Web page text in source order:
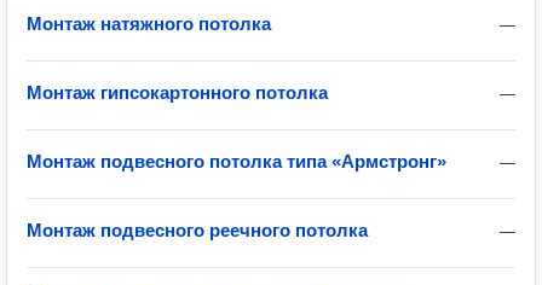
—
Монтаж натяжного потолка
—
Монтаж гипсокартонного потолка
—
Монтаж подвесного потолка типа «Армстронг»
—
Монтаж подвесного реечного потолка